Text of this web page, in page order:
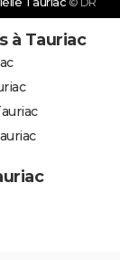
à Tauriac